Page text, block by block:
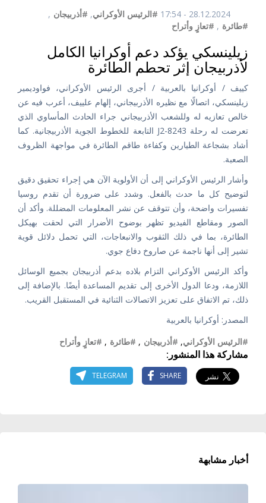
28.12.2024 - 17:54 #الرئيس الأوكراني, #أذربيجان ,
#طائرة , #تعازٍ وأتراح
زيلينسكي يؤكد دعم أوكرانيا الكامل
لأذربيجان إثر تحطم الطائرة
كييف / أوكرانيا بالعربية / أجرى الرئيس الأوكراني، فواوديمير
زيلينسكي، اتصالًا مع نظيره الأذربيجاني، إلهام علييف، أعرب فيه عن
خالص تعازيه له وللشعب الأذربيجاني جراء الحادث المأساوي الذي
تعرضت له رحلة J2-8243 التابعة للخطوط الجوية الأذربيجانية. كما
أشاد بشجاعة الطيارين وكفاءة طاقم الطائرة في مواجهة الظروف
الصعبة.
وأشار الرئيس الأوكراني إلى أن الأولوية الآن هي إجراء تحقيق دقيق
لتوضيح كل ما حدث بالفعل. وشدد على ضرورة أن تقدم روسيا
تفسيرات واضحة، وأن تتوقف عن نشر المعلومات المضللة. وأكد أن
الصور ومقاطع الفيديو تظهر بوضوح الأضرار التي لحقت بهيكل
الطائرة، بما في ذلك الثقوب والانبعاجات، التي تحمل دلائل قوية
تشير إلى أنها ناجمة عن صاروخ دفاع جوي.
وأكد الرئيس الأوكراني التزام بلاده بدعم أذربيجان بجميع الوسائل
اللازمة، ودعا الدول الأخرى إلى تقديم المساعدة أيضًا. بالإضافة إلى
ذلك، تم الاتفاق على تعزيز الاتصالات الثنائية في المستقبل القريب.
المصدر: أوكرانيا بالعربية
#الرئيس الأوكراني, #أذربيجان , #طائرة , #تعازٍ وأتراح
مشاركة هذا المنشور:
SHARE
TELEGRAM
أخبار مشابهة